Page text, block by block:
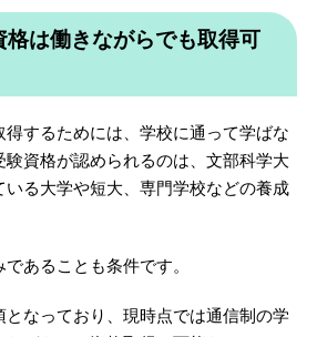
格は働きながらでも取得可
するためには、学校に通って学ばな
験資格が認められるのは、文部科学大
いる大学や短大、専門学校などの養成
あることも条件です。
なっており、現時点では通信制の学